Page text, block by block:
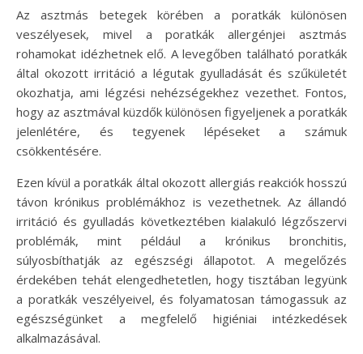
Az asztmás betegek körében a poratkák különösen
veszélyesek, mivel a poratkák allergénjei asztmás
rohamokat idézhetnek elő. A levegőben található poratkák
által okozott irritáció a légutak gyulladását és szűkületét
okozhatja, ami légzési nehézségekhez vezethet. Fontos,
hogy az asztmával küzdők különösen figyeljenek a poratkák
jelenlétére, és tegyenek lépéseket a számuk
csökkentésére.
Ezen kívül a poratkák által okozott allergiás reakciók hosszú
távon krónikus problémákhoz is vezethetnek. Az állandó
irritáció és gyulladás következtében kialakuló légzőszervi
problémák, mint például a krónikus bronchitis,
súlyosbíthatják az egészségi állapotot. A megelőzés
érdekében tehát elengedhetetlen, hogy tisztában legyünk
a poratkák veszélyeivel, és folyamatosan támogassuk az
egészségünket a megfelelő higiéniai intézkedések
alkalmazásával.